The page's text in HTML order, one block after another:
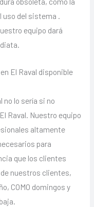
uso del sistema .
equipo dará
El Raval disponible
no lo sería si no
Raval. Nuestro equipo
altamente
para
que los clientes
nuestros clientes,
COMO domingos y